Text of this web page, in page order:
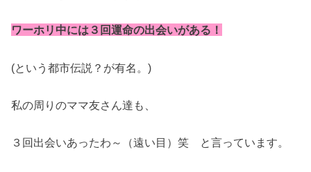
ワーホリ中には３回運命の出会いがある！
(という都市伝説？が有名。)
私の周りのママ友さん達も、
３回出会いあったわ～（遠い目）笑 と言っています。